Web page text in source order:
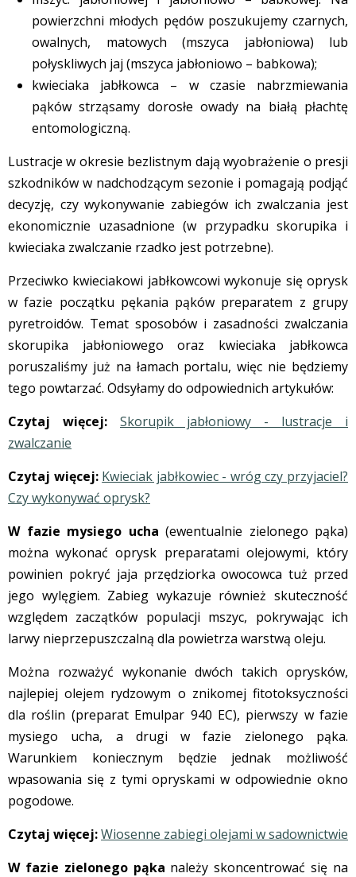
powierzchni młodych pędów poszukujemy czarnych,
owalnych, matowych (mszyca jabłoniowa) lub
połyskliwych jaj (mszyca jabłoniowo – babkowa);
kwieciaka jabłkowca – w czasie nabrzmiewania
pąków strząsamy dorosłe owady na białą płachtę
entomologiczną.
Lustracje w okresie bezlistnym dają wyobrażenie o presji
szkodników w nadchodzącym sezonie i pomagają podjąć
decyzję, czy wykonywanie zabiegów ich zwalczania jest
ekonomicznie uzasadnione (w przypadku skorupika i
kwieciaka zwalczanie rzadko jest potrzebne).
Przeciwko kwieciakowi jabłkowcowi wykonuje się oprysk
w fazie początku pękania pąków preparatem z grupy
pyretroidów. Temat sposobów i zasadności zwalczania
skorupika jabłoniowego oraz kwieciaka jabłkowca
poruszaliśmy już na łamach portalu, więc nie będziemy
tego powtarzać. Odsyłamy do odpowiednich artykułów:
Czytaj więcej:
Skorupik jabłoniowy - lustracje i
zwalczanie
Czytaj więcej: Kwieciak jabłkowiec - wróg czy przyjaciel?
Czy wykonywać oprysk?
W fazie mysiego ucha (ewentualnie zielonego pąka)
można wykonać oprysk preparatami olejowymi, który
powinien pokryć jaja przędziorka owocowca tuż przed
jego wylęgiem. Zabieg wykazuje również skuteczność
względem zaczątków populacji mszyc, pokrywając ich
larwy nieprzepuszczalną dla powietrza warstwą oleju.
Można rozważyć wykonanie dwóch takich oprysków,
najlepiej olejem rydzowym o znikomej fitotoksyczności
dla roślin (preparat Emulpar 940 EC), pierwszy w fazie
mysiego ucha, a drugi w fazie zielonego pąka.
Warunkiem koniecznym będzie jednak możliwość
wpasowania się z tymi opryskami w odpowiednie okno
pogodowe.
Czytaj więcej:Wiosenne zabiegi olejami w sadownictwie
W fazie zielonego pąka należy skoncentrować się na